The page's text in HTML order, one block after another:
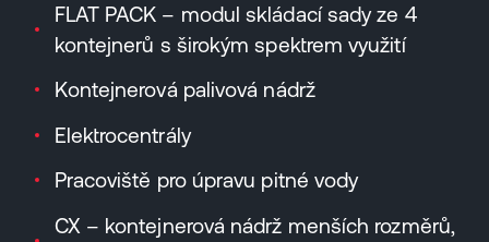
FLAT PACK – modul skládací sady ze 4
kontejnerů s širokým spektrem využití
Kontejnerová palivová nádrž
Elektrocentrály
Pracoviště pro úpravu pitné vody
CX – kontejnerová nádrž menších rozměrů,